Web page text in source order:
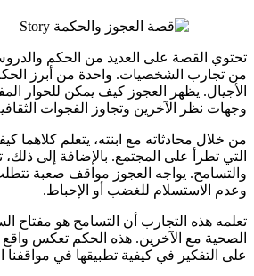
تحتوي القصة على العديد من الحكم
من تجارب الشخصيات. واحدة من أبرز
الأجيال. يظهر العجوز كيف يمكن للحوار
وجهات نظر الآخرين وتجاوز الفجوات
من خلال محادثاته مع ابنته، يتعلم كلاهما
التي تطرأ على المجتمع. بالإضافة إلى ذلك،
والتسامح. يواجه العجوز مواقف صعبة
وعدم الاستسلام للغضب أو الإحباط.
تعلمه هذه التجارب أن التسامح هو مفتاح
الصحية مع الآخرين. هذه الحكم تعكس واقع
على التفكير في كيفية تطبيقها في مواقفنا